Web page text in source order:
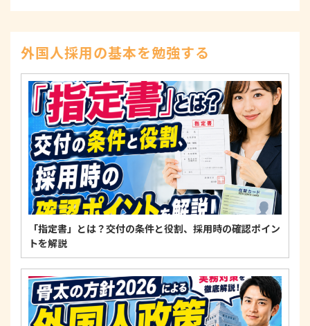
示、訂正、削除、または利用もしくは提供の停止等
を求められたときは、適法かつ遅滞なく応じます。
4. 法令・指針・規範の遵守について
適正な個人情報保護の実現のため、個人情報の取扱
いに関する法令、国が定める指針およびその他の規
範を遵守します。
個人情報に関するお問い合わせ窓口
〒125-0061東京都葛飾区亀有3-21-11 藍ビル202
TEL：0120-550-580
株式会社 アルフォース･ワン 個人情報保護担当
外国人採用の基本を勉強する
「指定書」とは？交付の条件と役割、採用時の確認ポイン
トを解説